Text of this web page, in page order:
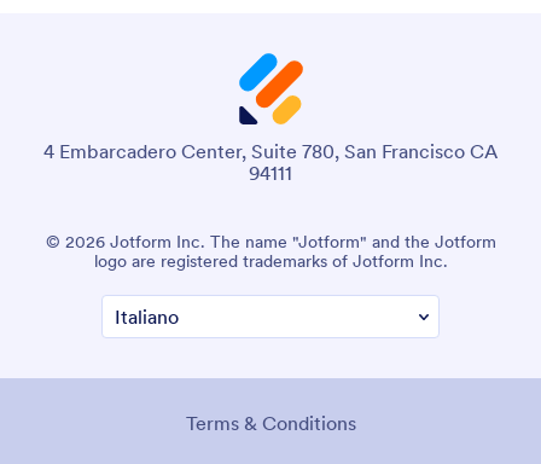
4 Embarcadero Center, Suite 780, San Francisco CA
94111
© 2026 Jotform Inc. The name "Jotform" and the Jotform
logo are registered trademarks of Jotform Inc.
Terms & Conditions